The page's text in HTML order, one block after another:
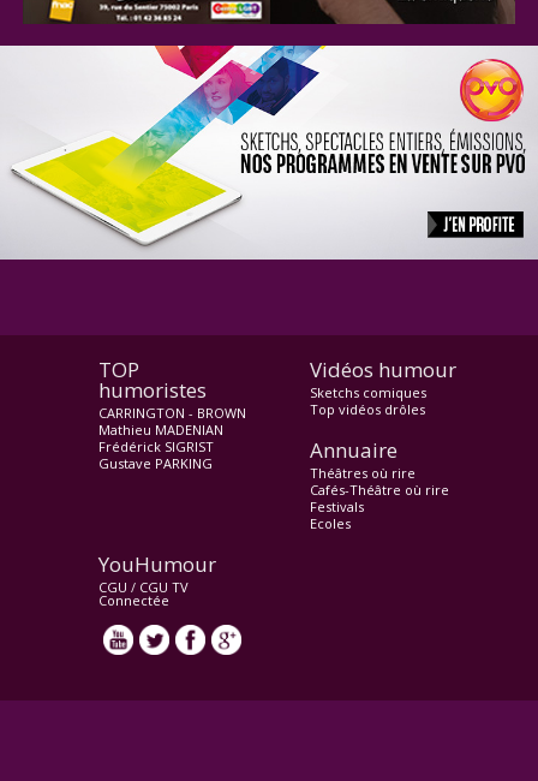
TOP
humoristes
CARRINGTON - BROWN
Mathieu MADENIAN
Frédérick SIGRIST
Gustave PARKING
Vidéos humour
Sketchs comiques
Top vidéos drôles
Annuaire
Théâtres où rire
Cafés-Théâtre où rire
Festivals
Ecoles
YouHumour
CGU / CGU TV
Connectée